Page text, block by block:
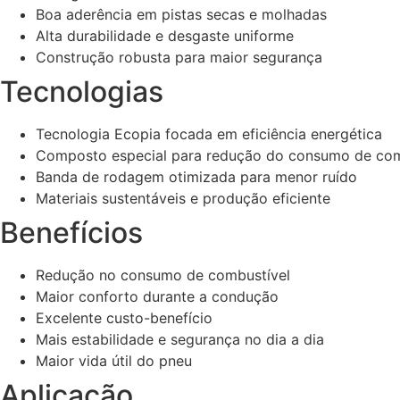
Boa aderência em pistas secas e molhadas
Alta durabilidade e desgaste uniforme
Construção robusta para maior segurança
Tecnologias
Tecnologia Ecopia focada em eficiência energética
Composto especial para redução do consumo de
Banda de rodagem otimizada para menor ruído
Materiais sustentáveis e produção eficiente
Benefícios
Redução no consumo de combustível
Maior conforto durante a condução
Excelente custo-benefício
Mais estabilidade e segurança no dia a dia
Maior vida útil do pneu